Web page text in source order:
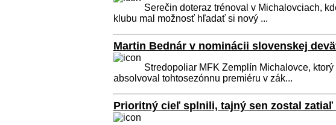
Serečin doteraz trénoval v Michalovciach,
klubu mal možnosť hľadať si nový ...
Martin Bednár v nominácii slovenskej
Stredopoliar MFK Zemplín Michalovce,
absolvoval tohtosezónnu premiéru v zák...
Prioritný cieľ splnili, tajný sen zostal zatiaľ